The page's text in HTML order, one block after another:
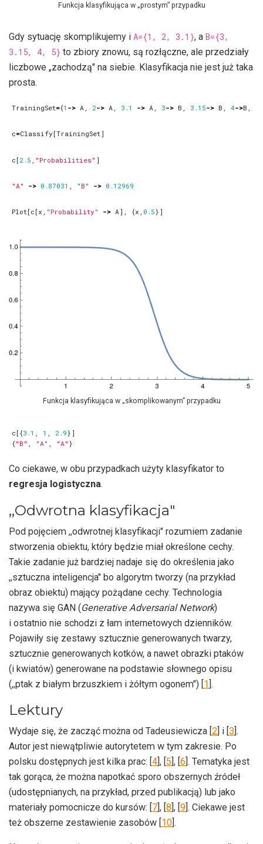
Funkcja klasyfikująca w „prostym” przypadku
Gdy sytuację skomplikujemy i A={1, 2, 3.1}, a B={3,
3.15, 4, 5} to zbiory znowu, są rozłączne, ale przedziały
liczbowe „zachodzą" na siebie. Klasyfikacja nie jest już taka
prosta.
TrainingSet={1 -> A , 2-> A , 3.1 -> A , 3-> B , 3.15-> B , 4->B ,
c=Classify[TrainingSet]
c [2.5 "Probabilities" ]
"A" -> 0.87031 "B" -> 0.12969
Plot[c [x "Probability" -> A ], {x 0.5}]
Funkcja klasyfikująca w „skomplikowanym” przypadku
c [{3.1 , 1 , 2.9}]
{ "B" , "A" , "A" }
Co ciekawe, w obu przypadkach użyty klasyfikator to
regresja logistyczna.
,,Odwrotna klasyfikacja"
Pod pojęciem ,,odwrotnej klasyfikacji" rozumiem zadanie
stworzenia obiektu, który będzie miał określone cechy.
Takie zadanie już bardziej nadaje się do określenia jako
,,sztuczna inteligencja" bo algorytm tworzy (na przykład
obraz obiektu) mający pożądane cechy. Technologia
nazywa się GAN (Generative Adversarial Network)
i ostatnio nie schodzi z łam internetowych dzienników.
Pojawiły się zestawy sztucznie generowanych twarzy,
sztucznie generowanych kotków, a nawet obrazki ptaków
(i kwiatów) generowane na podstawie słownego opisu
(,,ptak z białym brzuszkiem i żółtym ogonem") [1].
Lektury
Wydaje się, że zacząć można od Tadeusiewicza [2] i [3].
Autor jest niewątpliwie autorytetem w tym zakresie. Po
polsku dostępnych jest kilka prac: [4], [5], [6]. Tematyka jest
tak gorąca, że można napotkać sporo obszernych źródeł
(udostępnianych, na przykład, przed publikacją) lub jako
materiały pomocnicze do kursów: [7], [8], [9]. Ciekawe jest
też obszerne zestawienie zasobów [10].